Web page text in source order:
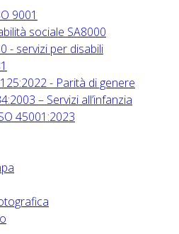
9001
sociale SA8000
- servizi per disabili
- Parità di genere
– Servizi all’infanzia
45001:2023